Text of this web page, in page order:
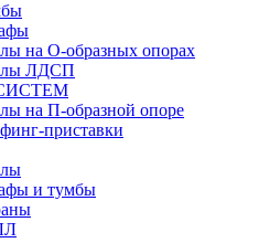
на О-образных опорах
ЛДСП
на П-образной опоре
приставки
и тумбы